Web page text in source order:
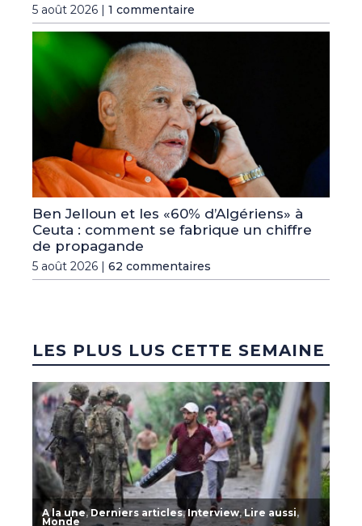
5 août 2026 | 1 commentaire
Ben Jelloun et les «60% d’Algériens» à
Ceuta : comment se fabrique un chiffre
de propagande
5 août 2026 | 62 commentaires
LES PLUS LUS CETTE SEMAINE